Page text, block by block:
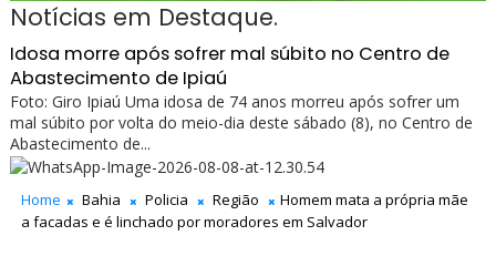
Notícias em Destaque.
Idosa morre após sofrer mal súbito no Centro de
Abastecimento de Ipiaú
Foto: Giro Ipiaú Uma idosa de 74 anos morreu após sofrer um
mal súbito por volta do meio-dia deste sábado (8), no Centro de
Abastecimento de...
Home Bahia Policia Região
Homem mata a própria mãe
a facadas e é linchado por moradores em Salvador